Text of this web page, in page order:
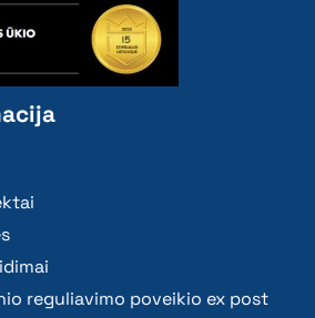
reguliavimo poveikio ex post